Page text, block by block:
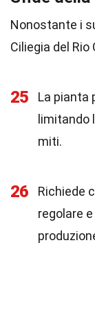
Nonostante i
Ciliegia del
25
La pianta
limitando
miti.
26
Richiede
regolare